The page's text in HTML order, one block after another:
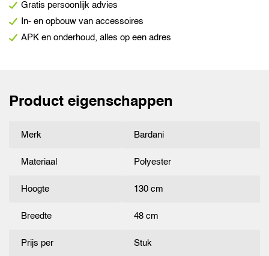
aantalGratis persoonlijk advies
In- en opbouw van accessoires
APK en onderhoud, alles op een adres
Product eigenschappen
Merk Bardani
Materiaal Polyester
Hoogte 130 cm
Breedte 48 cm
Prijs per Stuk